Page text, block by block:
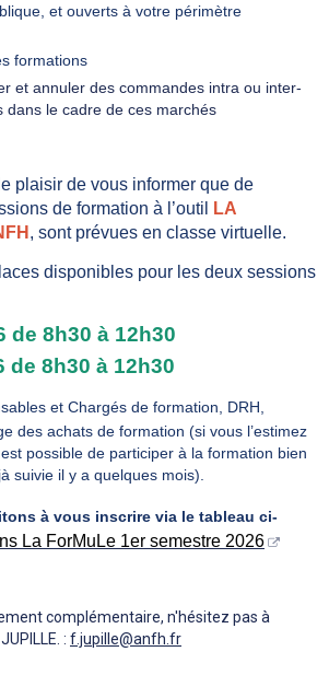
et ouverts à votre périmètre
formations
et annuler des commandes intra ou inter-
dans le cadre de ces marchés
plaisir de vous informer que de
de formation à l’outil
LA
, sont prévues en classe virtuelle.
disponibles pour les deux sessions
de 8h30 à 12h30
de 8h30 à 12h30
et Chargés de formation, DRH,
des achats de formation (si vous l’estimez
possible de participer à la formation bien
suivie il y a quelques mois).
à vous inscrire via le tableau ci-
La ForMuLe 1er semestre 2026
complémentaire, n'hésitez pas à
: f.jupille@anfh.fr